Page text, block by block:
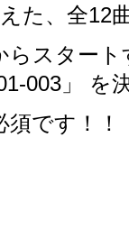
た、全12
らスター
003」 を
です！！